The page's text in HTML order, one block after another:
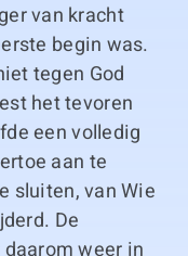
van kracht
begin was.
tegen God
het tevoren
een volledig
aan te
sluiten, van Wie
De
weer in